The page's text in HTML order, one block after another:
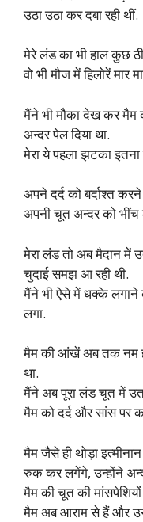
उठा उठा कर दबा रही थीं.
मेरे लंड का भी हाल कुछ
वो भी मौज में हिलोरें मार
मैंने भी मौका देख कर
अन्दर पेल दिया था.
मेरा ये पहला झटका
अपने दर्द को बर्दाश्त
अपनी चूत अन्दर को भींच
मेरा लंड तो अब मैदान में
चुदाई समझ आ रही थी.
मैंने भी ऐसे में धक्के लगाने
लगा.
मैम की आंखें अब तक नम
था.
मैंने अब पूरा लंड चूत में
मैम को दर्द और सांस पर
मैम जैसे ही थोड़ा
रुक कर लगेंगे, उन्होंने
मैम की चूत की
मैम अब आराम से हैं और